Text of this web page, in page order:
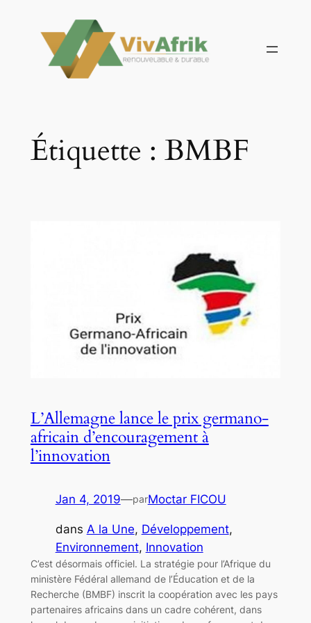
contenu
Étiquette : BMBF
L’Allemagne lance le prix germano-
africain d’encouragement à
l’innovation
Jan 4, 2019—parMoctar FICOU
dans A la Une, Développement
Environnement, Innovation
C’est désormais officiel. La stratégie pour l’Afrique du
ministère Fédéral allemand de l’Éducation et de la
Recherche (BMBF) inscrit la coopération avec les pays
partenaires africains dans un cadre cohérent, dans